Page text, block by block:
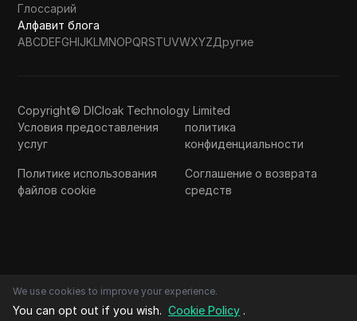
Глоссарий
Алфавит блога
ABCDEFGHIJKLMNOPQRSTUVWXYZДругие
Copyright© DICloak Technology Limited
Условия предоставления
услуг
политика
конфиденциальности
Политике использования
файлов cookie
Соглашение о возврата
средств
We use cookies to improve your experience.
You can opt out if you wish. Cookie Policy .